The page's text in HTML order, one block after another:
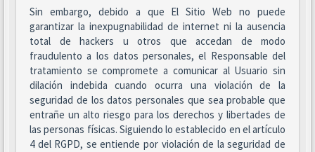
Sin embargo, debido a que El Sitio Web no puede
garantizar la inexpugnabilidad de internet ni la ausencia
total de hackers u otros que accedan de modo
fraudulento a los datos personales, el Responsable del
tratamiento se compromete a comunicar al Usuario sin
dilación indebida cuando ocurra una violación de la
seguridad de los datos personales que sea probable que
entrañe un alto riesgo para los derechos y libertades de
las personas físicas. Siguiendo lo establecido en el artículo
4 del RGPD, se entiende por violación de la seguridad de